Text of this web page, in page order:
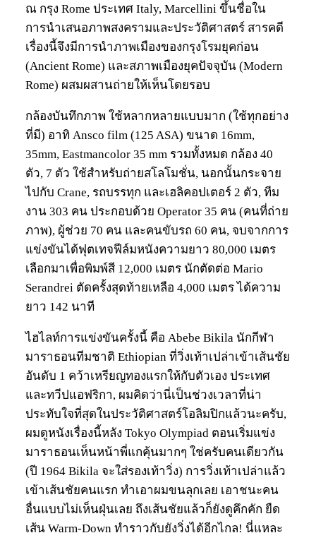
ณ กรุง Rome ประเทศ Italy, Marcellini ขึ้นชื่อใน
การนำเสนอภาพสงครามและประวัติศาสตร์ สารคดี
เรื่องนี้จึงมีการนำภาพเมืองของกรุงโรมยุคก่อน
(Ancient Rome) และสภาพเมืองยุคปัจจุบัน (Modern
Rome) ผสมผสานถ่ายให้เห็นโดยรอบ
กล้องบันทึกภาพ ใช้หลากหลายแบบมาก (ใช้ทุกอย่าง
ที่มี) อาทิ Ansco film (125 ASA) ขนาด 16mm,
35mm, Eastmancolor 35 mm รวมทั้งหมด กล้อง 40
ตัว, 7 ตัว ใช้สำหรับถ่ายสโลโมชั่น, นอกนั้นกระจาย
ไปกับ Crane, รถบรรทุก และเฮลิคอปเตอร์ 2 ตัว, ทีม
งาน 303 คน ประกอบด้วย Operator 35 คน (คนที่ถ่าย
ภาพ), ผู้ช่วย 70 คน และคนขับรถ 60 คน, จบจากการ
แข่งขันได้ฟุตเทจฟีล์มหนังความยาว 80,000 เมตร
เลือกมาเพื่อพิมพ์สี 12,000 เมตร นักตัดต่อ Mario
Serandrei ตัดครั้งสุดท้ายเหลือ 4,000 เมตร ได้ความ
ยาว 142 นาที
ไฮไลท์การแข่งขันครั้งนี้ คือ Abebe Bikila นักกีฬา
มาราธอนทีมชาติ Ethiopian ที่วิ่งเท้าเปล่าเข้าเส้นชัย
อันดับ 1 คว้าเหรียญทองแรกให้กับตัวเอง ประเทศ
และทวีปแอฟริกา, ผมคิดว่านี่เป็นช่วงเวลาที่น่า
ประทับใจที่สุดในประวัติศาสตร์โอลิมปิกแล้วนะครับ,
ผมดูหนังเรื่องนี้หลัง Tokyo Olympiad ตอนเริ่มแข่ง
มาราธอนเห็นหน้าพี่แกคุ้นมากๆ ใช่ครับคนเดียวกัน
(ปี 1964 Bikila จะใส่รองเท้าวิ่ง) การวิ่งเท้าเปล่าแล้ว
เข้าเส้นชัยคนแรก ทำเอาผมขนลุกเลย เอาชนะคน
อื่นแบบไม่เห็นฝุ่นเลย ถึงเส้นชัยแล้วก็ยังดูคึกคัก ยืด
เส้น Warm-Down ทำราวกับยังวิ่งได้อีกไกล! นี่แหละ